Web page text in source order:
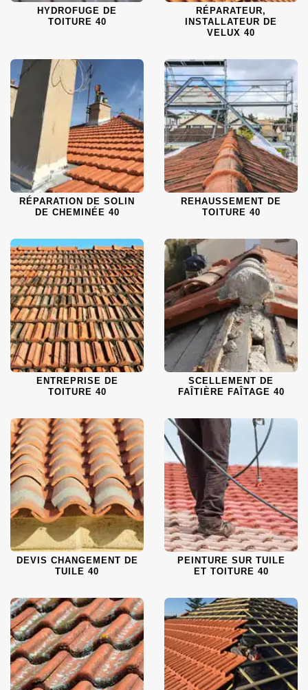
HYDROFUGE DE
TOITURE 40
RÉPARATEUR,
INSTALLATEUR DE
VELUX 40
RÉPARATION DE SOLIN
DE CHEMINÉE 40
REHAUSSEMENT DE
TOITURE 40
ENTREPRISE DE
TOITURE 40
SCELLEMENT DE
FAÎTIÈRE FAÎTAGE 40
DEVIS CHANGEMENT DE
TUILE 40
PEINTURE SUR TUILE
ET TOITURE 40